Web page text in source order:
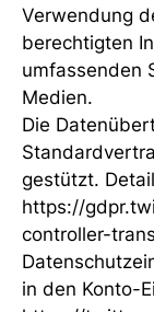
Verwendung
berechtigten
umfassenden
Medien.
Die
gestützt.
https://
controller-
in den Konto-